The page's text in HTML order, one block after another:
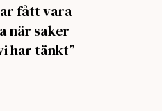
fått vara
när saker
har tänkt”